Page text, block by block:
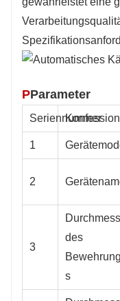
PParameter
Seriennummer
Konfession
1
2
3
des
s